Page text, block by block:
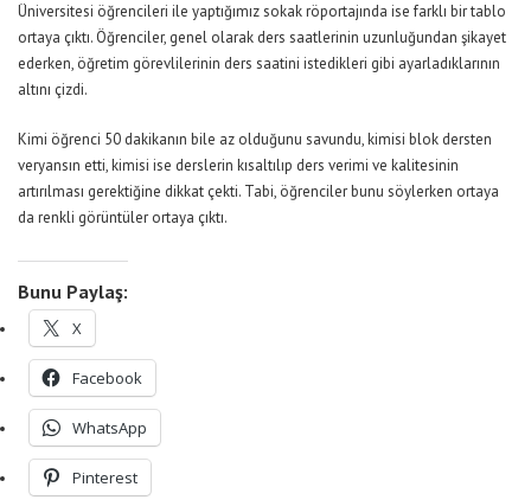
Üniversitesi öğrencileri ile yaptığımız sokak röportajında ise farklı bir tablo
ortaya çıktı. Öğrenciler, genel olarak ders saatlerinin uzunluğundan şikayet
ederken, öğretim görevlilerinin ders saatini istedikleri gibi ayarladıklarının
altını çizdi.
Kimi öğrenci 50 dakikanın bile az olduğunu savundu, kimisi blok dersten
veryansın etti, kimisi ise derslerin kısaltılıp ders verimi ve kalitesinin
artırılması gerektiğine dikkat çekti. Tabi, öğrenciler bunu söylerken ortaya
da renkli görüntüler ortaya çıktı.
Bunu Paylaş:
X
Facebook
WhatsApp
Pinterest